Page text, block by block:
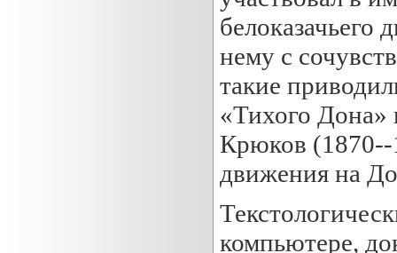
белоказачьего
нему с
такие
«Тихого Дона»
Крюков (1870--
движения на
компьютере,